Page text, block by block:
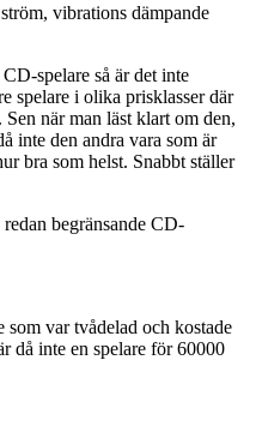
vibrations dämpande
spelare så är det inte
spelare i olika prisklasser där
när man läst klart om den,
inte den andra vara som är
bra som helst. Snabbt ställer
begränsande CD-
som var tvådelad och kostade
då inte en spelare för 60000